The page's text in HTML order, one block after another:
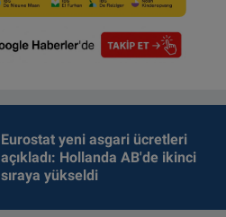
Eurostat yeni asgari ücretleri
açıkladı: Hollanda AB'de ikinci
sıraya yükseldi